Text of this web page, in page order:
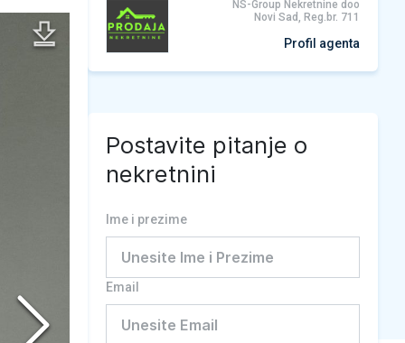
NS-Group Nekretnine doo
Novi Sad, Reg.br. 711
Profil agenta
Postavite pitanje o
nekretnini
Ime i prezime
Email